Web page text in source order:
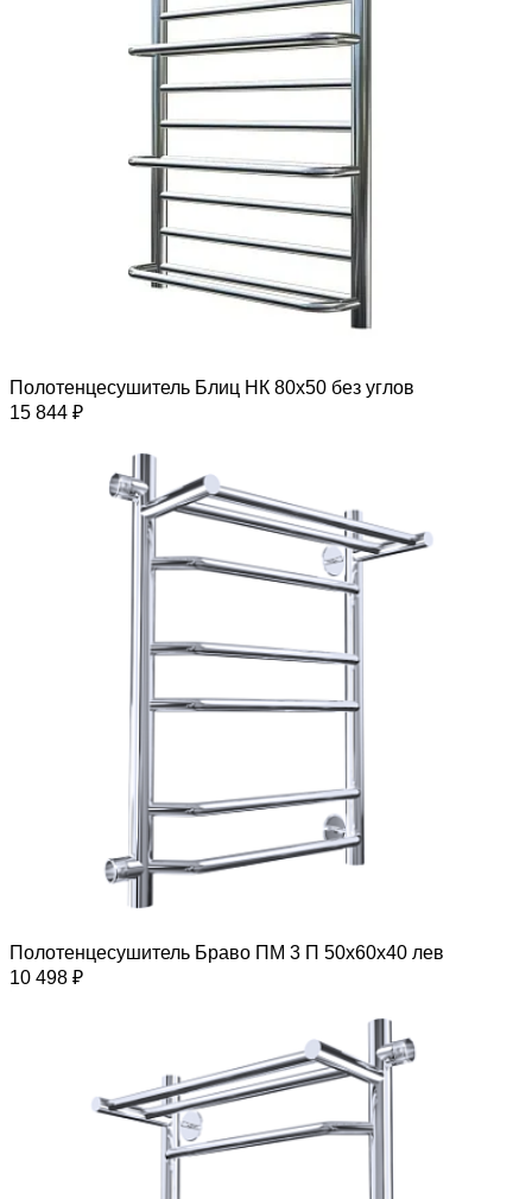
Полотенцесушитель Блиц НК 80х50 без углов
15 844 ₽
Полотенцесушитель Браво ПМ 3 П 50х60х40 лев
10 498 ₽